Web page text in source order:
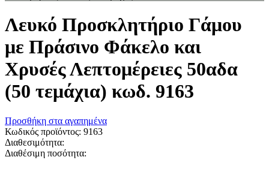
Λευκό Προσκλητήριο Γάμου
με Πράσινο Φάκελο και
Χρυσές Λεπτομέρειες 50αδα
(50 τεμάχια) κωδ. 9163
Προσθήκη στα αγαπημένα
Κωδικός προϊόντος: 9163
Διαθεσιμότητα:
Διαθέσιμη ποσότητα: